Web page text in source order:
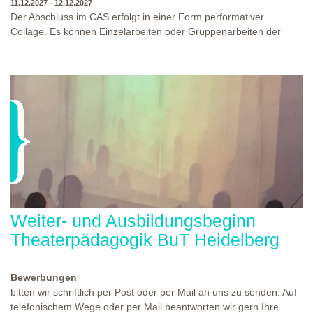
11.12.2027 - 12.12.2027
Der Abschluss im CAS erfolgt in einer Form performativer
Collage. Es können Einzelarbeiten oder Gruppenarbeiten der
Ausbildungsprogramm zu erleben. Die Studierenden des
oder Präsentation. Wir freuen uns über Begegnungen und
WO?
Weiter- und Ausbildungsbeginn
Theaterpädagogik BuT Heidelberg
Bewerbungen
bitten wir schriftlich per Post oder per Mail an uns zu senden. Auf
telefonischem Wege oder per Mail beantworten wir gern Ihre